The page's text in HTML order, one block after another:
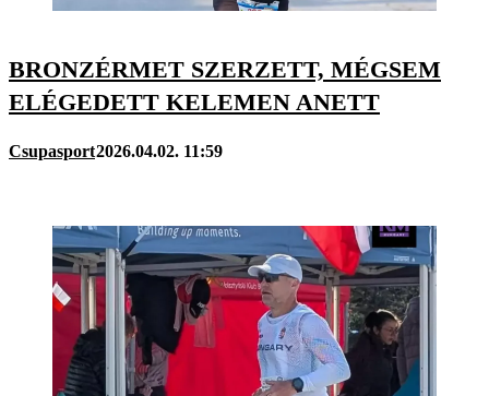
BRONZÉRMET SZERZETT, MÉGSEM
ELÉGEDETT KELEMEN ANETT
Csupasport2026.04.02. 11:59